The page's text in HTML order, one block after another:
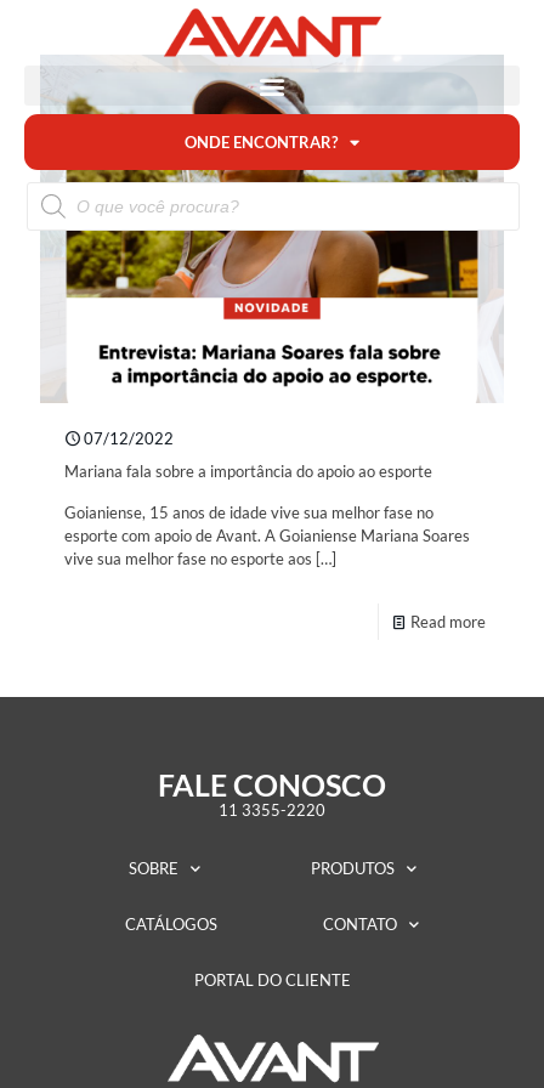
ONDE ENCONTRAR?
07/12/2022
Mariana fala sobre a importância do apoio ao esporte
Goianiense, 15 anos de idade vive sua melhor fase no
esporte com apoio de Avant. A Goianiense Mariana Soares
vive sua melhor fase no esporte aos […]
Read more
FALE CONOSCO
11 3355-2220
SOBRE PRODUTOS
CATÁLOGOS CONTATO
PORTAL DO CLIENTE